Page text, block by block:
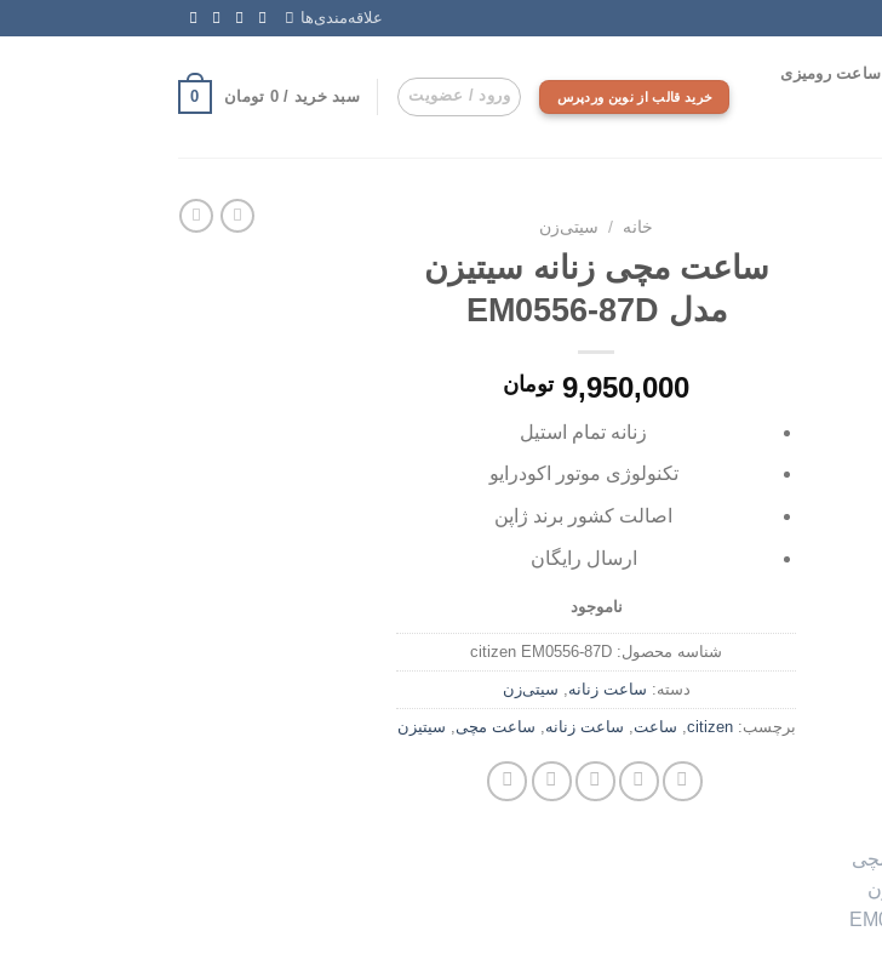
علاقه‌مندی‌ها
ساعت رومیزی
خرید قالب از نوین وردپرس ورود / عضویت سبد خرید /0 تومان 0
خانه / سیتی‌زن
ساعت مچی زنانه سیتیزن
مدل EM0556-87D
9,950,000 تومان
زنانه تمام استیل
تکنولوژی موتور اکودرایو
اصالت کشور برند ژاپن
ارسال رایگان
ناموجود
شناسه محصول: citizen EM0556-87D
دسته: ساعت زنانه, سیتی‌زن
برچسب:citizen
, ساعت, ساعت زنانه, ساعت مچی, سیتیزن